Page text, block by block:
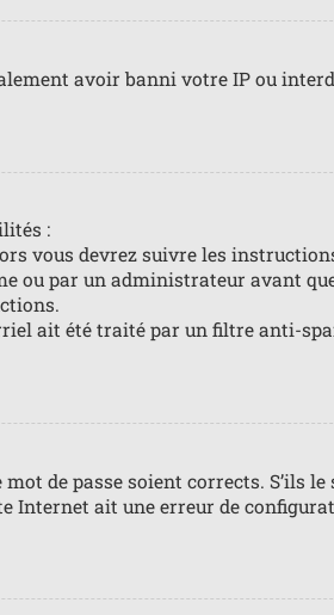
avoir banni votre IP ou
:
vous devrez suivre les
ou par un administrateur avant
ait été traité par un filtre anti-
de passe soient corrects. S’ils
Internet ait une erreur de